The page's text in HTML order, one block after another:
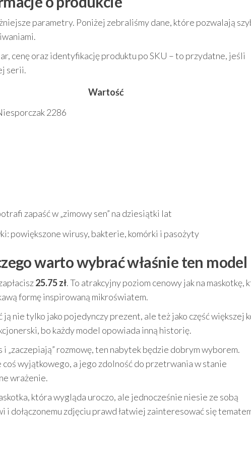
parametry. Poniżej zebraliśmy dane, które pozwalają
cenę oraz identyfikację produktu po SKU – to przydatne, jeśli
serii.
Wartość
2286
zapaść w „zimowy sen” na dziesiątki lat
powiększone wirusy, bakterie, komórki i pasożyty
warto wybrać właśnie ten model
25.75 zł. To atrakcyjny poziom cenowy jak na maskotkę,
formę inspirowaną mikroświatem.
ją nie tylko jako pojedynczy prezent, ale też jako część większej
bo każdy model opowiada inną historię.
„zaczepiają” rozmowę, ten nabytek będzie dobrym wyborem.
coś wyjątkowego, a jego zdolność do przetrwania w stanie
wrażenie.
która wygląda uroczo, ale jednocześnie niesie ze sobą
dołączonemu zdjęciu prawd łatwiej zainteresować się